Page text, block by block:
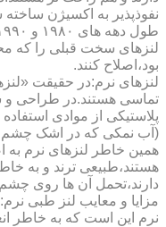
لنزهای سخت قبلی را که
بود،اصلاح کنند.
لنزهای نرم:در حقیقت
تماسی هستند.در طراحی و
پلاستیکی از موادی
(آب نمکی که در اشک چشم
همین خاطر لنزهای نرم به
هستند،طبیعی ترند و به
دارند،تحمل آن ها روی
مزایا و معایب لنز طبی
نرم این است که به خاطر